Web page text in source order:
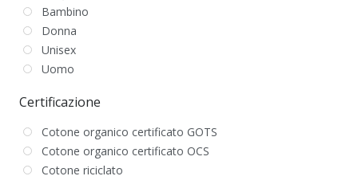
Bambino
Donna
Unisex
Uomo
Certificazione
Cotone organico certificato GOTS
Cotone organico certificato OCS
Cotone riciclato